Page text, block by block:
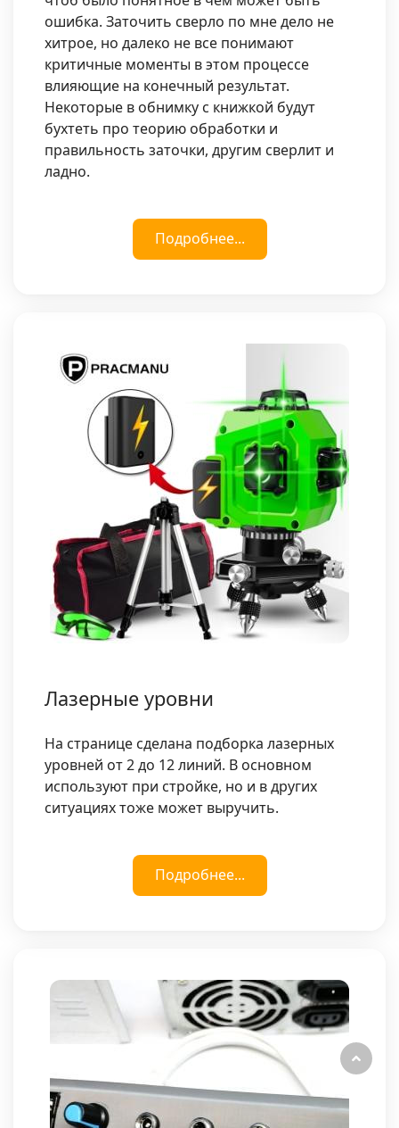
ошибка. Заточить сверло по мне дело не
хитрое, но далеко не все понимают
критичные моменты в этом процессе
влияющие на конечный результат.
Некоторые в обнимку с книжкой будут
бухтеть про теорию обработки и
правильность заточки, другим сверлит и
ладно.
Подробнее...
Лазерные уровни
На странице сделана подборка лазерных
уровней от 2 до 12 линий. В основном
используют при стройке, но и в других
ситуациях тоже может выручить.
Подробнее...